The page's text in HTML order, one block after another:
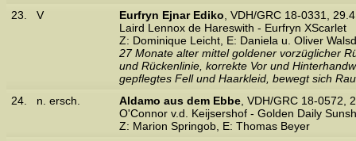
23.
V Eurfryn Ejnar Ediko , VDH/GRC 18-0331,
Laird Lennox de Hareswith - Eurfryn XScarlet
Z: Dominique Leicht, E: Daniela u. Oliver
27 Monate alter mittel goldener vorzüglicher
und Rückenlinie, korrekte Vor und
gepflegtes Fell und Haarkleid, bewegt sich
24.
n. ersch. Aldamo aus dem Ebbe , VDH/GRC 18-0572,
O'Connor v.d. Keijsershof - Golden Daily
Z: Marion Springob, E: Thomas Beyer